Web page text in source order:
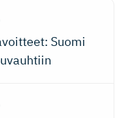
Suomi